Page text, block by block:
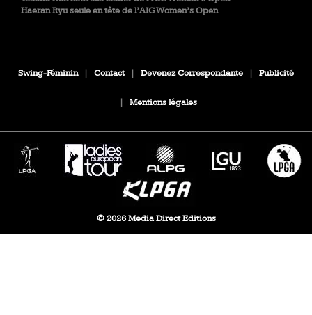
Haeran Ryu seule en tête de l’AIG Women’s Open
Swing-Féminin Contact Devenez Correspondante Publicité
Mentions légales
© 2026 Media Direct Editions